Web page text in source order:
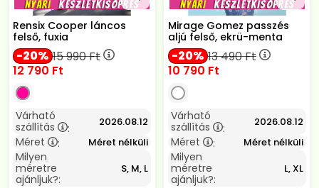
Rensix Cooper láncos
felső, fuxia
20 15 990Ft
12 790 Ft
Várható
szállítás
: 2026.08.12
Méret : Méret nélküli
Milyen
méretre
ajánljuk?:
S, M, L
Mirage Gomez passzés
aljú felső, ekrü-menta
20 13 490Ft
10 790 Ft
Várható
szállítás
: 2026.08.12
Méret : Méret nélküli
Milyen
méretre
ajánljuk?:
L, XL